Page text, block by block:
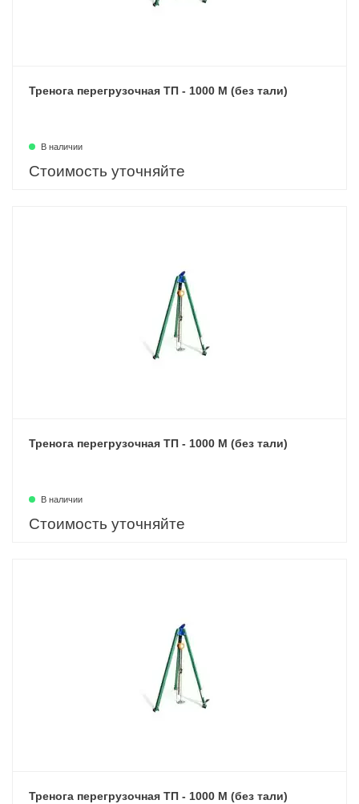
Тренога перегрузочная ТП - 1000 М (без тали)
В наличии
Стоимость уточняйте
Тренога перегрузочная ТП - 1000 М (без тали)
В наличии
Стоимость уточняйте
Тренога перегрузочная ТП - 1000 М (без тали)